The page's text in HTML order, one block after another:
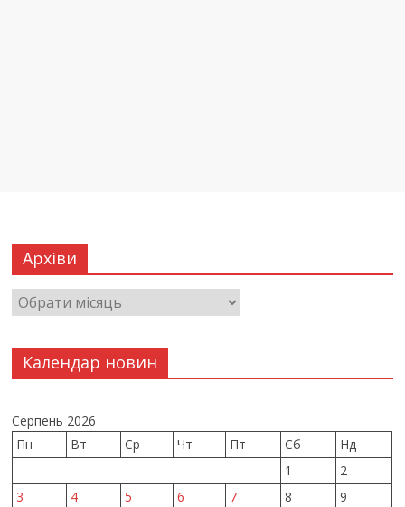
Архіви
Календар новин
Серпень 2026
Пн
Вт Ср Чт Пт Сб
Нд
1
2
3
4 5 6 7 8
9